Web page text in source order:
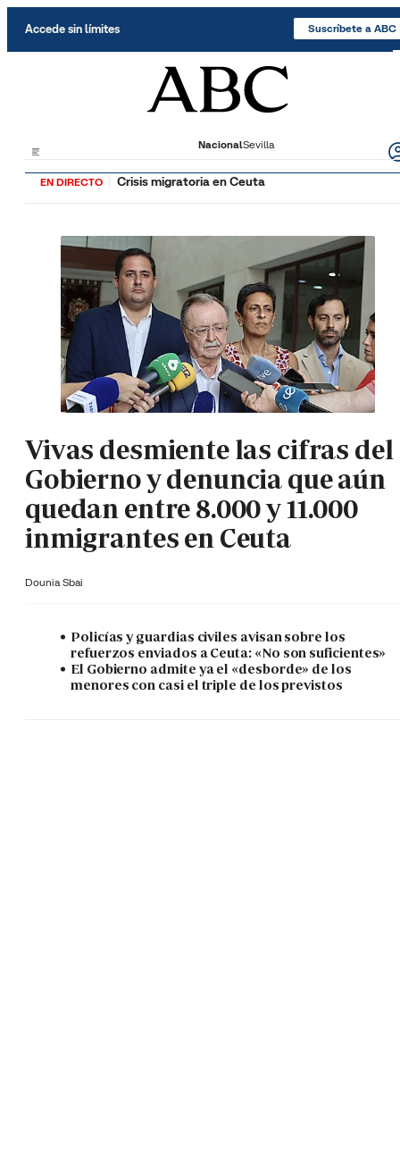
Accede sin límites Suscríbete a ABC
NacionalSevilla
EN DIRECTO Crisis migratoria en Ceuta
Vivas desmiente las cifras del
Gobierno y denuncia que aún
quedan entre 8.000 y 11.000
inmigrantes en Ceuta
Dounia Sbai
Policías y guardias civiles avisan sobre los
refuerzos enviados a Ceuta: «No son suficientes»
El Gobierno admite ya el «desborde» de los
menores con casi el triple de los previstos